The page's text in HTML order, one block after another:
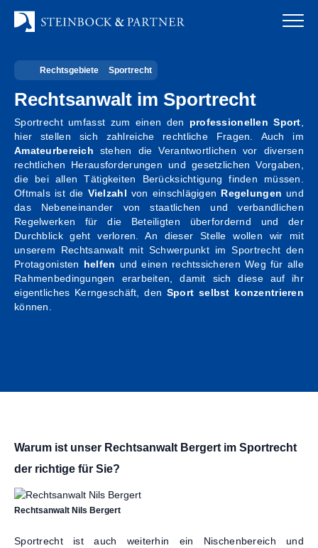
Inhalt
springen
Startseite
Kanzlei
Team
Standorte
Rechtsgebiete
Steuerberatung
Stellenangebote
Rechtsgebiete Sportrecht
Rechtsanwalt im Sportrecht
Sportrecht umfasst zum einen den professionellen Sport
hier stellen sich zahlreiche rechtliche Fragen. Auch im
Amateurbereich stehen die Verantwortlichen vor diversen
rechtlichen Herausforderungen und gesetzlichen Vorgaben,
die bei allen Tätigkeiten Berücksichtigung finden müssen.
Oftmals ist die Vielzahl von einschlägigen Regelungen und
das Nebeneinander von staatlichen und verbandlichen
Regelwerken für die Beteiligten überfordernd und der
Durchblick geht verloren. An dieser Stelle wollen wir mit
unserem Rechtsanwalt mit Schwerpunkt im Sportrecht den
Protagonisten helfen und einen rechtssicheren Weg für alle
Rahmenbedingungen erarbeiten, damit sich diese auf ihr
eigentliches Kerngeschäft, den Sport selbst konzentrieren
können.
Warum ist unser Rechtsanwalt Bergert im Sportrecht
der richtige für Sie?
Rechtsanwalt Nils Bergert
Sportrecht ist auch weiterhin ein Nischenbereich und